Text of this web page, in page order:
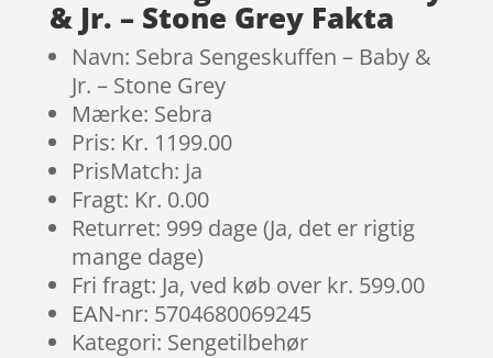
& Jr. – Stone Grey Fakta
Navn: Sebra Sengeskuffen – Baby &
Jr. – Stone Grey
Mærke: Sebra
Pris: Kr. 1199.00
PrisMatch: Ja
Fragt: Kr. 0.00
Returret: 999 dage (Ja, det er rigtig
mange dage)
Fri fragt: Ja, ved køb over kr. 599.00
EAN-nr: 5704680069245
Kategori: Sengetilbehør